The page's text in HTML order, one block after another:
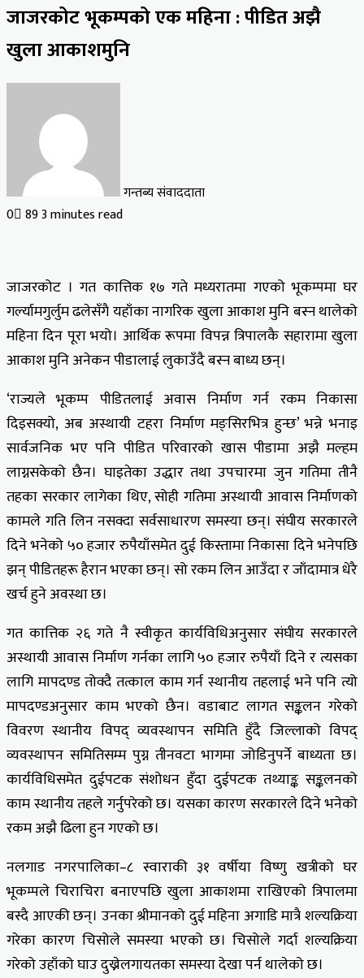
जाजरकोट भूकम्पको एक महिना : पीडित अझै
खुला आकाशमुनि
गन्तब्य संवाददाता
0 893 minutes read
जाजरकोट । गत कात्तिक १७ गते मध्यरातमा गएको भूकम्पमा घर
गर्ल्यामगुर्लुम ढलेसँगै यहाँका नागरिक खुला आकाश मुनि बस्न थालेको
महिना दिन पूरा भयो। आर्थिक रूपमा विपन्न त्रिपालकै सहारामा खुला
आकाश मुनि अनेकन पीडालाई लुकाउँदै बस्न बाध्य छन्।
‘राज्यले भूकम्प पीडितलाई अवास निर्माण गर्न रकम निकासा
दिइसक्यो, अब अस्थायी टहरा निर्माण मङ्सिरभित्र हुन्छ’ भन्ने भनाइ
सार्वजनिक भए पनि पीडित परिवारको खास पीडामा अझै मल्हम
लाग्नसकेको छैन। घाइतेका उद्धार तथा उपचारमा जुन गतिमा तीनै
तहका सरकार लागेका थिए, सोही गतिमा अस्थायी आवास निर्माणको
कामले गति लिन नसक्दा सर्वसाधारण समस्या छन्। संघीय सरकारले
दिने भनेको ५० हजार रुपैयाँसमेत दुई किस्तामा निकासा दिने भनेपछि
झन् पीडितहरू हैरान भएका छन्। सो रकम लिन आउँदा र जाँदामात्र धेरै
खर्च हुने अवस्था छ।
गत कात्तिक २६ गते नै स्वीकृत कार्यविधिअनुसार संघीय सरकारले
अस्थायी आवास निर्माण गर्नका लागि ५० हजार रुपैयाँ दिने र त्यसका
लागि मापदण्ड तोक्दै तत्काल काम गर्न स्थानीय तहलाई भने पनि त्यो
मापदण्डअनुसार काम भएको छैन। वडाबाट लागत सङ्कलन गरेको
विवरण स्थानीय विपद् व्यवस्थापन समिति हुँदै जिल्लाको विपद्
व्यवस्थापन समितिसम्म पुग्न तीनवटा भागमा जोडिनुपर्ने बाध्यता छ।
कार्यविधिसमेत दुईपटक संशोधन हुँदा दुईपटक तथ्याङ्क सङ्कलनको
काम स्थानीय तहले गर्नुपरेको छ। यसका कारण सरकारले दिने भनेको
रकम अझै ढिला हुन गएको छ।
नलगाड नगरपालिका–८ स्वाराकी ३१ वर्षीया विष्णु खत्रीको घर
भूकम्पले चिराचिरा बनाएपछि खुला आकाशमा राखिएको त्रिपालमा
बस्दै आएकी छन्। उनका श्रीमानको दुई महिना अगाडि मात्रै शल्यक्रिया
गरेका कारण चिसोले समस्या भएको छ। चिसोले गर्दा शल्यक्रिया
गरेको उहाँको घाउ दुख्नेलगायतका समस्या देखा पर्न थालेको छ।